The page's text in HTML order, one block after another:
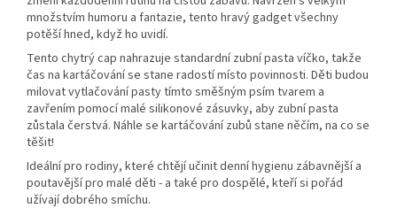
množstvím humoru a fantazie, tento hravý gadget všechny
potěší hned, když ho uvidí.
Tento chytrý cap nahrazuje standardní zubní pasta víčko, takže
čas na kartáčování se stane radostí místo povinnosti. Děti budou
milovat vytlačování pasty tímto směšným psím tvarem a
zavřením pomocí malé silikonové zásuvky, aby zubní pasta
zůstala čerstvá. Náhle se kartáčování zubů stane něčím, na co se
těšit!
Ideální pro rodiny, které chtějí učinit denní hygienu zábavnější a
poutavější pro malé děti - a také pro dospělé, kteří si pořád
užívají dobrého smíchu.